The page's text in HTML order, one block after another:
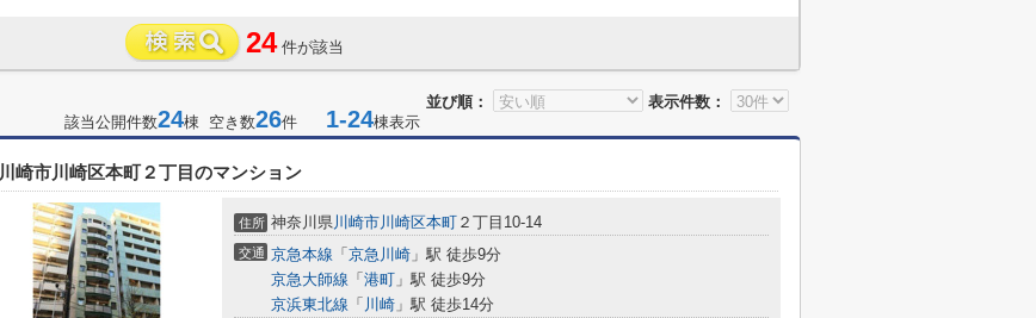
24 件が該当
並び順：
表示件数：
該当公開件数24棟 空き数26件 1-24棟表示
川崎市川崎区本町２丁目のマンション
住所 神奈川県川崎市川崎区本町 ２丁目10-14
交通 京急本線 「 京急川崎 」駅 徒歩9分
京急大師線 「 港町 」駅 徒歩9分
京浜東北線 「 川崎 」駅 徒歩14分